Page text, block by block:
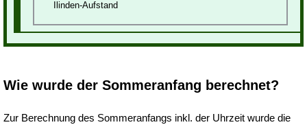
Ilinden-Aufstand
Wie wurde der Sommeranfang berechnet?
Zur Berechnung des Sommeranfangs inkl. der Uhrzeit wurde die